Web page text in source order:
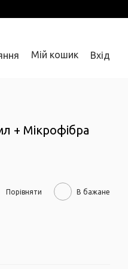
Мій кошик Вхід
+ Мікрофібра
Порівняти В бажане